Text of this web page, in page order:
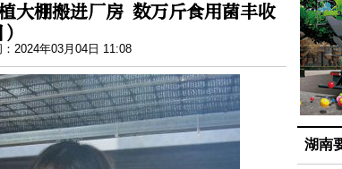
大棚搬进厂房 数万斤食用菌丰收
2024年03月04日 11:08
湖南